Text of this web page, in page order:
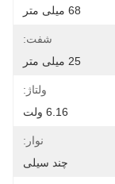
68 میلی متر
شفت:
25 میلی متر
ولتاژ:
6.16 ولت
نوار:
چند سیلی